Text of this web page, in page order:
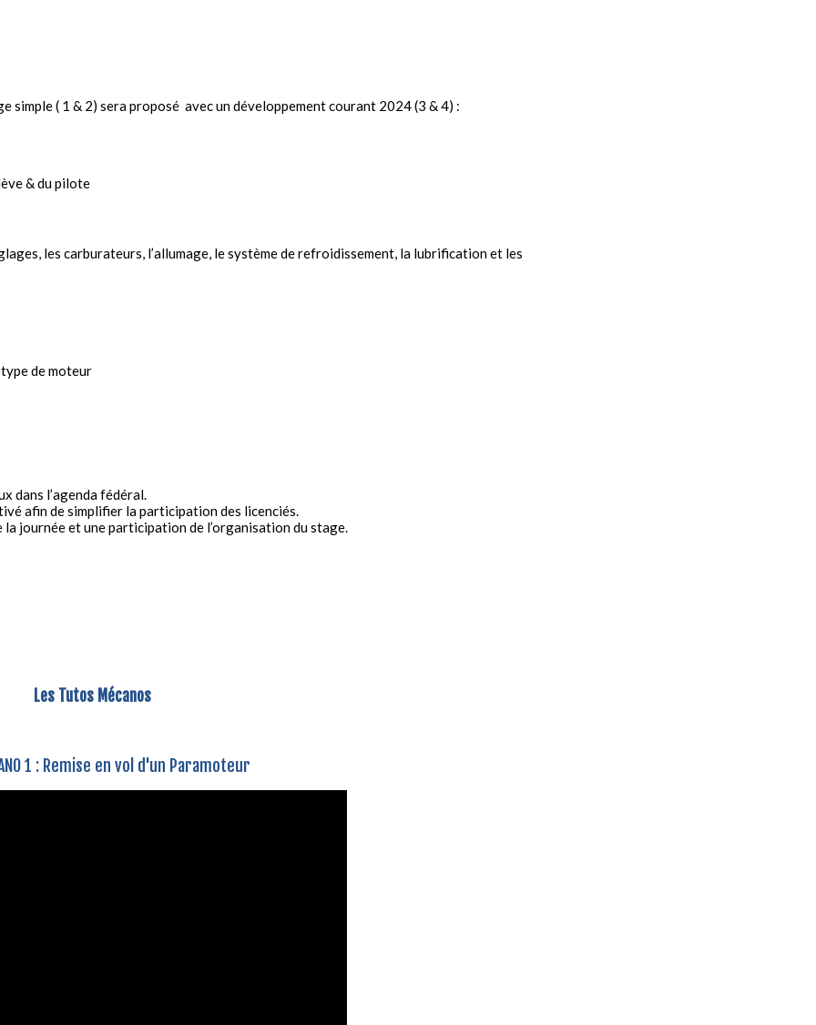
simple ( 1 & 2) sera proposé avec un développement courant 2024 (3 & 4) :
& du pilote
les carburateurs, l’allumage, le système de refroidissement, la lubrification et les
de moteur
dans l’agenda fédéral.
afin de simplifier la participation des licenciés.
journée et une participation de l’organisation du stage.
Les Tutos Mécanos
1 : Remise en vol d'un Paramoteur